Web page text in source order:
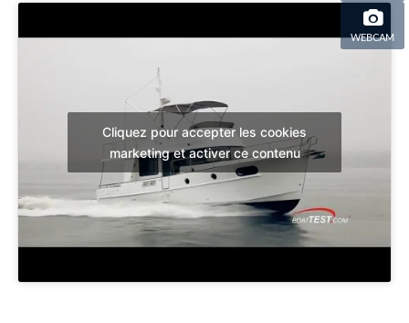
Cliquez pour accepter les cookies
marketing et activer ce contenu
WEBCAM